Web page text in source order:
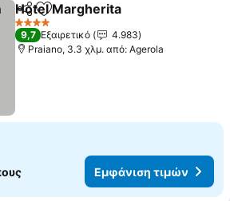
Κοινοποίηση
Προσθήκη στα αγαπημένα
Hotel Margherita
4 Αστέρια
9,7 Εξαιρετικό
4.983
Praiano, 3.3 χλμ. από: Agerola
Εμφάνιση τιμών